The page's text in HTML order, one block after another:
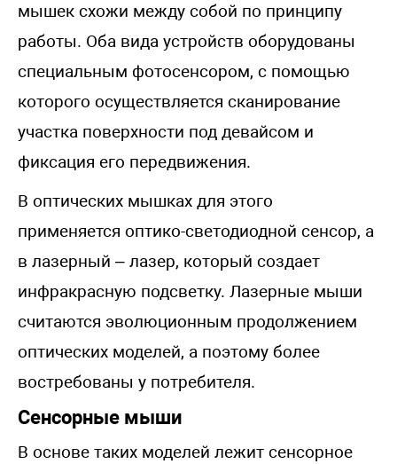
мышек схожи между собой по принципу
работы. Оба вида устройств оборудованы
специальным фотосенсором, с помощью
которого осуществляется сканирование
участка поверхности под девайсом и
фиксация его передвижения.
В оптических мышках для этого
применяется оптико-светодиодной сенсор, а
в лазерный – лазер, который создает
инфракрасную подсветку. Лазерные мыши
считаются эволюционным продолжением
оптических моделей, а поэтому более
востребованы у потребителя.
Сенсорные мыши
В основе таких моделей лежит сенсорное